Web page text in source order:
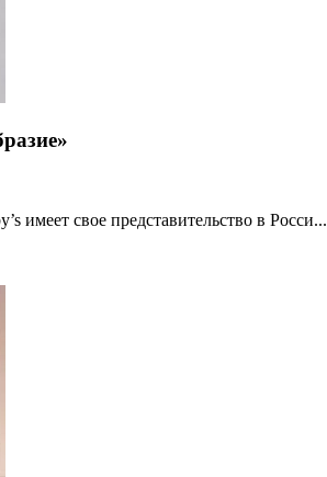
имеет свое представительство в Росси...